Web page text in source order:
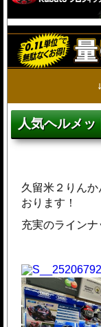
人気ヘルメッ
久留米２りん
おります！
充実のラインナ